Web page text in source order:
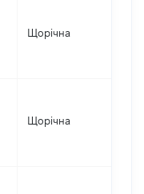
Щорічна
Щорічна